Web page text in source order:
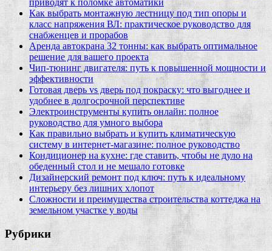
приводят к поломке автоматики
Как выбрать монтажную лестницу под тип опоры и
класс напряжения ВЛ: практическое руководство для
снабженцев и прорабов
Аренда автокрана 32 тонны: как выбрать оптимальное
решение для вашего проекта
Чип‑тюнинг двигателя: путь к повышенной мощности и
эффективности
Готовая дверь vs дверь под покраску: что выгоднее и
удобнее в долгосрочной перспективе
Электроинструменты купить онлайн: полное
руководство для умного выбора
Как правильно выбрать и купить климатическую
систему в интернет‑магазине: полное руководство
Кондиционер на кухне: где ставить, чтобы не дуло на
обеденный стол и не мешало готовке
Дизайнерский ремонт под ключ: путь к идеальному
интерьеру без лишних хлопот
Сложности и преимущества строительства коттеджа на
земельном участке у воды
Рубрики